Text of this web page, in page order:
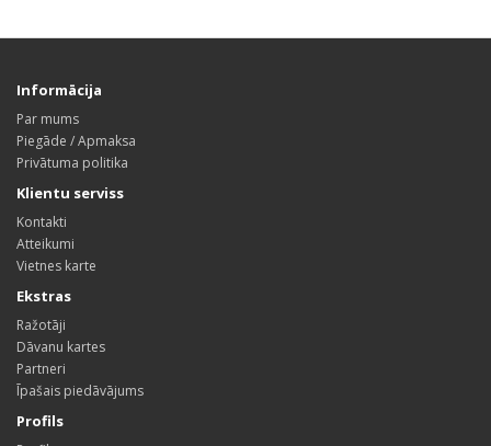
Informācija
Par mums
Piegāde / Apmaksa
Privātuma politika
Klientu serviss
Kontakti
Atteikumi
Vietnes karte
Ekstras
Ražotāji
Dāvanu kartes
Partneri
Īpašais piedāvājums
Profils